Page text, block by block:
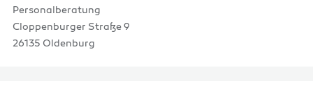
Personalberatung
Cloppenburger Straße 9
26135 Oldenburg